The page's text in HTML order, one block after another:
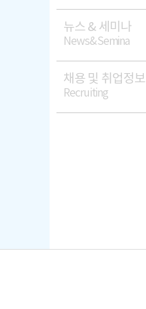
뉴스 & 세미나
News&Semina
채용 및 취업정보
Recruiting